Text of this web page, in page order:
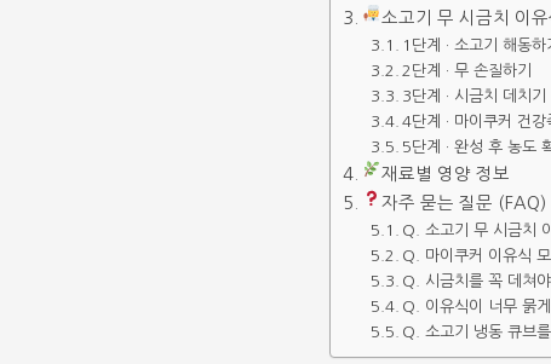
소고기 무 시금치 이
1단계 · 소고기 해동하
2단계 · 무 손질하기
3단계 · 시금치 데치기
4단계 · 마이쿠커 건
5단계 · 완성 후 농도
재료별 영양 정보
자주 묻는 질문 (FAQ)
Q. 소고기 무 시금치
Q. 마이쿠커 이유식
Q. 시금치를 꼭 데쳐
Q. 이유식이 너무 묽
Q. 소고기 냉동 큐브